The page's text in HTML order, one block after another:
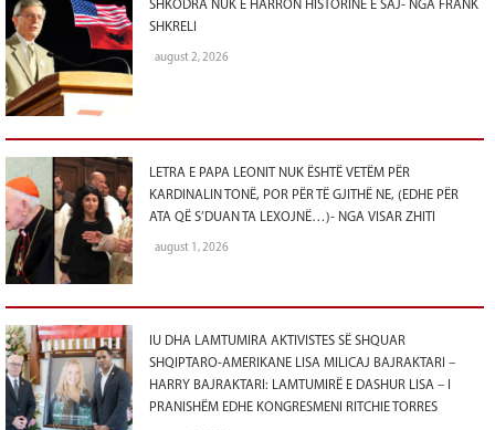
SHKODRA NUK E HARRON HISTORINË E SAJ- NGA FRANK
SHKRELI
august 2, 2026
LETRA E PAPA LEONIT NUK ËSHTË VETËM PËR
KARDINALIN TONË, POR PËR TË GJITHË NE, (EDHE PËR
ATA QË S’DUAN TA LEXOJNË…)- NGA VISAR ZHITI
august 1, 2026
IU DHA LAMTUMIRA AKTIVISTES SË SHQUAR
SHQIPTARO-AMERIKANE LISA MILICAJ BAJRAKTARI –
HARRY BAJRAKTARI: LAMTUMIRË E DASHUR LISA – I
PRANISHËM EDHE KONGRESMENI RITCHIE TORRES